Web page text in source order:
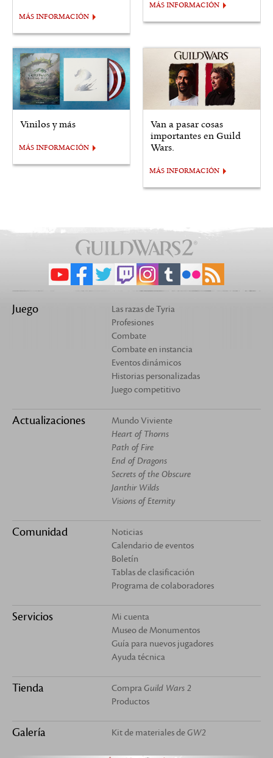
MÁS INFORMACIÓN
MÁS INFORMACIÓN
Vinilos y más
MÁS INFORMACIÓN
Van a pasar cosas
importantes en Guild
Wars.
MÁS INFORMACIÓN
Juego
Las razas de Tyria
Profesiones
Combate
Combate en instancia
Eventos dinámicos
Historias personalizadas
Juego competitivo
Actualizaciones
Mundo Viviente
Heart of Thorns
Path of Fire
End of Dragons
Secrets of the Obscure
Janthir Wilds
Visions of Eternity
Comunidad
Noticias
Calendario de eventos
Boletín
Tablas de clasificación
Programa de colaboradores
Servicios
Mi cuenta
Museo de Monumentos
Guía para nuevos jugadores
Ayuda técnica
Tienda CompraGuild Wars 2
Productos
Galería Kit de materiales deGW2